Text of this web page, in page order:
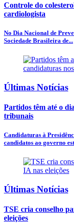
Controle do
cardiologista
No Dia Nacional de
Sociedade Brasileira de...
Últimas Notícias
Partidos têm até o
tribunais
Candidaturas à
candidatos ao governo
Últimas Notícias
TSE cria conselho
eleições